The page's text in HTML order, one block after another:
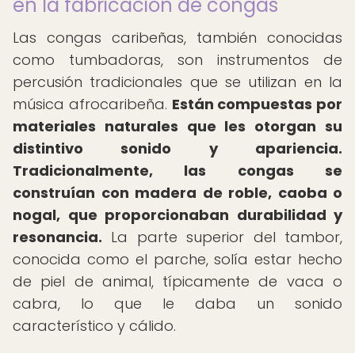
Las congas caribeñas, también conocidas
como tumbadoras, son instrumentos de
percusión tradicionales que se utilizan en la
música afrocaribeña. Están compuestas por
materiales naturales que les otorgan su
distintivo sonido y apariencia.
Tradicionalmente, las congas se
construían con madera de roble, caoba o
nogal, que proporcionaban durabilidad y
resonancia. La parte superior del tambor,
conocida como el parche, solía estar hecho
de piel de animal, típicamente de vaca o
cabra, lo que le daba un sonido
característico y cálido.